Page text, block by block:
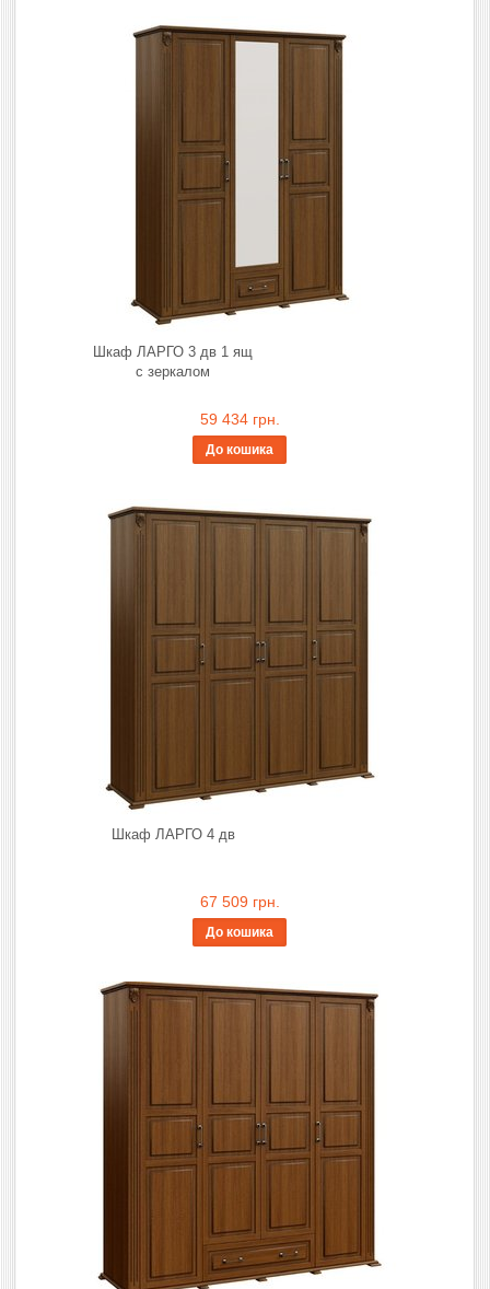
Шкаф ЛАРГО 3 дв 1 ящ
с зеркалом
59 434 грн.
До кошика
Шкаф ЛАРГО 4 дв
67 509 грн.
До кошика